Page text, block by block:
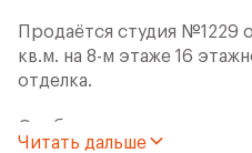
Продаётся студия
кв.м. на 8-м этаже 16
отделка.
Особенности:
Читать дальше